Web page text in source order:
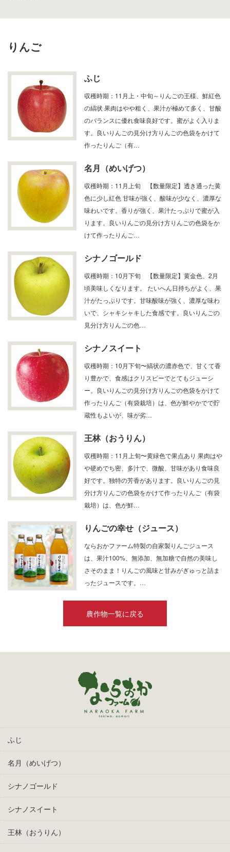
りんご
ふじ
収穫時期：11月上・中旬～りんごの王様、鮮紅色
の縞状 果肉はやや粗く、果汁が極めて多く、甘酸
のバランスに優れ食味良好です。蜜がよく入りま
す。良いりんごの見分け方りんごの色袋をかけて
作ったりんご（有…
名月（めいげつ）
収穫時期：11月上旬 【数量限定】透き通った黄
色に少し紅色 甘味が強く、酸味が少なく、濃厚な
味わいです。香りが強く、果汁たっぷりで蜜が入
ります。良いりんごの見分け方りんごの色袋をか
けて作ったりんご…
シナノゴールド
収穫時期：10月下旬 【数量限定】黄金色、2月
頃美味しくなります。 たいへん日持ちがよく、果
汁がたっぷりです。甘味酸味が強く、濃厚な味わ
いで、シャキシャキした食感です。良いりんごの
見分け方りんごの色…
シナノスイート
収穫時期：10月下旬〜縞状の濃赤色で、甘くて香
り豊かで、食感はクリスピーでとてもジューシ
ー。良いりんごの見分け方りんごの色袋をかけて
作ったりんご（有袋栽培）は、色が鮮やかでで貯
蔵性もよいが、味が劣…
王林（おうりん）
収穫時期：11月上旬〜黄緑色で果点あり 果肉はや
や硬めでち密、多汁で、微酸、甘味があり食味良
好です。独特の芳香があります。良いりんごの見
分け方りんごの色袋をかけて作ったりんご（有袋
栽培）は、色が鮮…
りんごの幸せ（ジュース）
ならおかファーム特製の自家製りんごジュース
は、果汁100%、無添加、無加糖で自然の美味し
さそのまま！りんごの風味と甘みがぎゅっと詰ま
ったジュースです。…
農作物一覧に戻る
ふじ
名月（めいげつ）
シナノゴールド
シナノスイート
王林（おうりん）